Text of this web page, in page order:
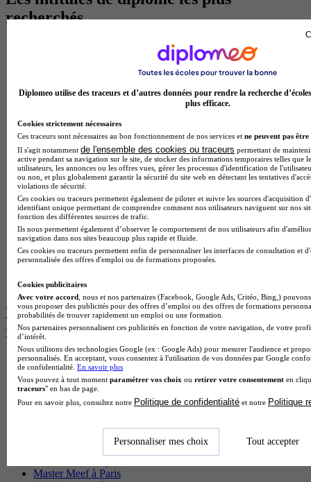
recherchés
Master Meef
BTS Sam
BTS Sio
BTS Communication
BTS Esf
Licence Science de l education
BTS Pi
Master International Business
BTS Sp3s
BAC Pro Assp
BTS Gpme
Master MA
BTS Dietetique
Cap Cuisine
Les intitulés de diplôme par ville les plus
recherchés
Master Meef à Lille
Prépa Medecine à Paris
Licence Psychologie à Paris
Master Psychologie à Lyon
Licence Psychologie à Toulouse
Master Psychologie à Montpellier
Master Psychologie à Paris
Master Meef à Paris
Diplomeo utilise des traceurs et d’autres données pour rendre la recherche
plus efficace.
Cookies strictement nécessaires
Ces traceurs sont nécessaires au bon fonctionnement de nos services et ne peuvent pas être
Il s'agit notamment de l'ensemble des cookies ou traceurs permettant de
active pendant sa navigation sur le site, de stocker des informations temporaires telles que
utilisateurs, les annonces ou les offres vues, gérer les processus d'identification de
ou non, et plus globalement garantir la sécurité du site web en détectant les tentatives
violations de sécurité.
Ces cookies ou traceurs permettent également de piloter et suivre les sources d'acquisition
identifiant unique permettant de comprendre comment nos utilisateurs naviguent sur nos
fonction des différentes sources de trafic.
Ils nous permettent également d’observer le comportement de nos utilisateurs afin
navigation dans nos sites beaucoup plus rapide et fluide.
Ces cookies ou traceurs permettent enfin de personnaliser les interfaces de consultation et
personnalisée des offres d'emploi ou de formations proposées.
Cookies publicitaires
Avec votre accord , nous et nos partenaires (Facebook, Google Ads, Critéo, Bing,)
vous proposer des publicités pour des offres d’emploi ou des offres de formations
probabilités de trouver rapidement un emploi ou une formation.
Nos partenaires personnalisent ces publicités en fonction de votre navigation, de votre
d’intérêt.
Nous utilisons des technologies Google (ex : Google Ads) pour mesurer l'audience et
personnalisés. En acceptant, vous consentez à l'utilisation de vos données par Google
de confidentialité. En savoir plus
Vous pouvez à tout moment paramétrer vos choix ou retirer votre consentement en
traceurs" en bas de page.
Pour en savoir plus, consultez notre Politique de confidentialité et notre Politique
Personnaliser mes choix Tout accepter